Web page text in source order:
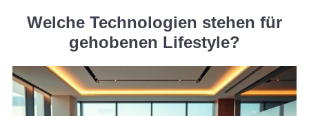
Welche Technologien stehen für
gehobenen Lifestyle?